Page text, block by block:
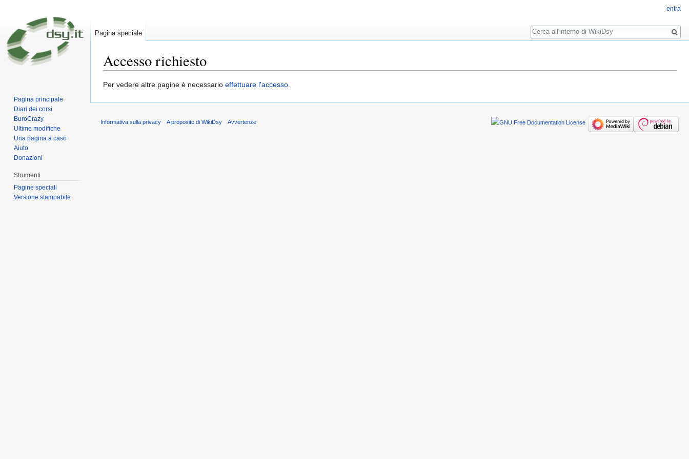
Accesso richiesto
Per vedere altre pagine è necessario effettuare l'accesso.
entra
Pagina speciale
Ricerca
Pagina principale
Diari dei corsi
BuroCrazy
Ultime modifiche
Una pagina a caso
Aiuto
Donazioni
Strumenti
Pagine speciali
Versione stampabile
Informativa sulla privacy A proposito di WikiDsy Avvertenze